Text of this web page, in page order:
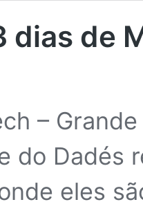
dias de
–
do Dadés
eles